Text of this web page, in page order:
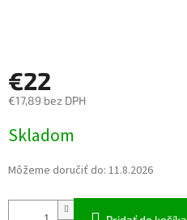
€22
€17,89 bez DPH
Skladom
Môžeme doručiť do: 11.8.2026